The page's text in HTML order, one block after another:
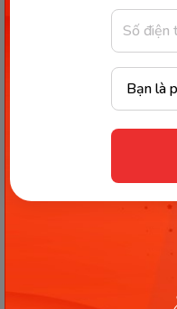
S là diện tích
a là độ dài cạnh
Chi tiết diện
tính diện tích
bí quyết thực
Công thức